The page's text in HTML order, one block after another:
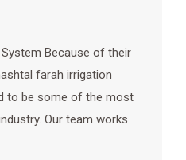
Because of their
farah irrigation
to be some of the most
Our team works